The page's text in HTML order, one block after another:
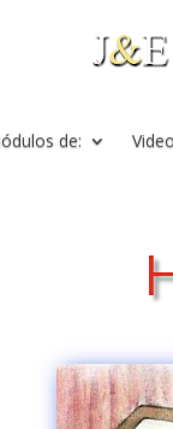
de: